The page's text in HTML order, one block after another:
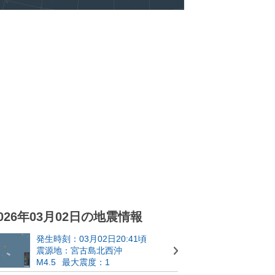
年03月02日の地震情報
発生時刻：03月02日20:41頃
震源地：宮古島北西沖
M4.5
最大震度：1